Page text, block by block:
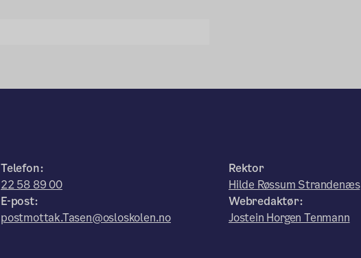
Telefon:
22 58 89 00
E-post:
postmottak.Tasen@osloskolen.no
Rektor
Hilde Røssum Strandenæs
Webredaktør:
Jostein Horgen Tenmann